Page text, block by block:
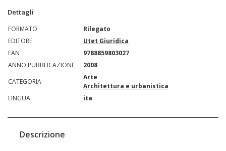
Dettagli
FORMATO
Rilegato
EDITORE
Utet Giuridica
EAN
9788859803027
ANNO PUBBLICAZIONE
2008
CATEGORIA
Arte
Architettura e urbanistica
LINGUA
ita
Descrizione